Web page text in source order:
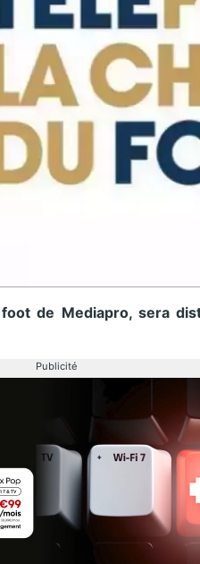
de Mediapro, sera
Publicité